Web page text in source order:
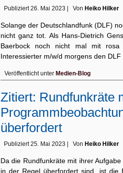
Publiziert 26. Mai 2023 Von Heiko Hilker
Solange der Deutschlandfunk (DLF)
nicht ganz tot. Als Hans-Dietrich
Baerbock noch nicht mal mit
Interessierter m/w/d morgens den
Veröffentlicht unter Medien-Blog
Zitiert: Rundfunkräte
überfordert
Publiziert 25. Mai 2023 Von Heiko Hilker
Da die Rundfunkräte mit ihrer
in der Regel überfordert sind, ist die